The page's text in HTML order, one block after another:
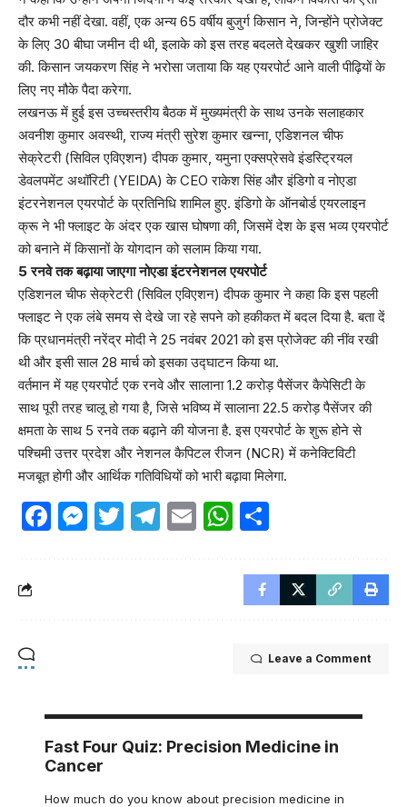
दौर कभी नहीं देखा. वहीं, एक अन्य 65 वर्षीय बुजुर्ग किसान ने, जिन्होंने प्रोजेक्ट
के लिए 30 बीघा जमीन दी थी, इलाके को इस तरह बदलते देखकर खुशी जाहिर
की. किसान जयकरण सिंह ने भरोसा जताया कि यह एयरपोर्ट आने वाली पीढ़ियों के
लिए नए मौके पैदा करेगा.
लखनऊ में हुई इस उच्चस्तरीय बैठक में मुख्यमंत्री के साथ उनके सलाहकार
अवनीश कुमार अवस्थी, राज्य मंत्री सुरेश कुमार खन्ना, एडिशनल चीफ
सेक्रेटरी (सिविल एविएशन) दीपक कुमार, यमुना एक्सप्रेसवे इंडस्ट्रियल
डेवलपमेंट अथॉरिटी (YEIDA) के CEO राकेश सिंह और इंडिगो व नोएडा
इंटरनेशनल एयरपोर्ट के प्रतिनिधि शामिल हुए. इंडिगो के ऑनबोर्ड एयरलाइन
क्रू ने भी फ्लाइट के अंदर एक खास घोषणा की, जिसमें देश के इस भव्य एयरपोर्ट
को बनाने में किसानों के योगदान को सलाम किया गया.
5 रनवे तक बढ़ाया जाएगा नोएडा इंटरनेशनल एयरपोर्ट
एडिशनल चीफ सेक्रेटरी (सिविल एविएशन) दीपक कुमार ने कहा कि इस पहली
फ्लाइट ने एक लंबे समय से देखे जा रहे सपने को हकीकत में बदल दिया है. बता दें
कि प्रधानमंत्री नरेंद्र मोदी ने 25 नवंबर 2021 को इस प्रोजेक्ट की नींव रखी
थी और इसी साल 28 मार्च को इसका उद्घाटन किया था.
वर्तमान में यह एयरपोर्ट एक रनवे और सालाना 1.2 करोड़ पैसेंजर कैपेसिटी के
साथ पूरी तरह चालू हो गया है, जिसे भविष्य में सालाना 22.5 करोड़ पैसेंजर की
क्षमता के साथ 5 रनवे तक बढ़ाने की योजना है. इस एयरपोर्ट के शुरू होने से
पश्चिमी उत्तर प्रदेश और नेशनल कैपिटल रीजन (NCR) में कनेक्टिविटी
मजबूत होगी और आर्थिक गतिविधियों को भारी बढ़ावा मिलेगा.
Facebook
Messenger
Twitter
Telegram
EmailWhatsApp
Leave a Comment
Fast Four Quiz: Precision Medicine in
Cancer
How much do you know about precision medicine in